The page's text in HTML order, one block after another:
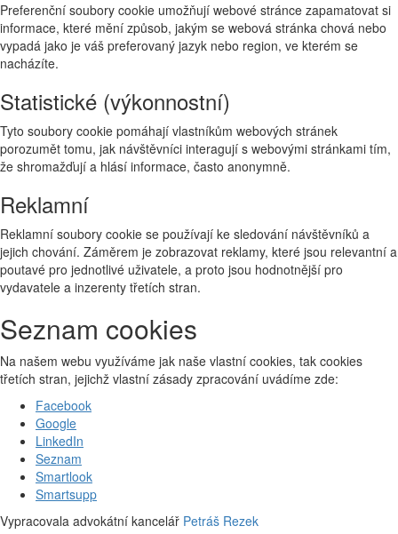
Preferenční soubory cookie umožňují webové stránce zapamatovat si
informace, které mění způsob, jakým se webová stránka chová nebo
vypadá jako je váš preferovaný jazyk nebo region, ve kterém se
nacházíte.
Statistické (výkonnostní)
Tyto soubory cookie pomáhají vlastníkům webových stránek
porozumět tomu, jak návštěvníci interagují s webovými stránkami tím,
že shromažďují a hlásí informace, často anonymně.
Reklamní
Reklamní soubory cookie se používají ke sledování návštěvníků a
jejich chování. Záměrem je zobrazovat reklamy, které jsou relevantní a
poutavé pro jednotlivé uživatele, a proto jsou hodnotnější pro
vydavatele a inzerenty třetích stran.
Seznam cookies
Na našem webu využíváme jak naše vlastní cookies, tak cookies
třetích stran, jejichž vlastní zásady zpracování uvádíme zde:
Facebook
Google
LinkedIn
Seznam
Smartlook
Smartsupp
Vypracovala advokátní kancelář Petráš Rezek